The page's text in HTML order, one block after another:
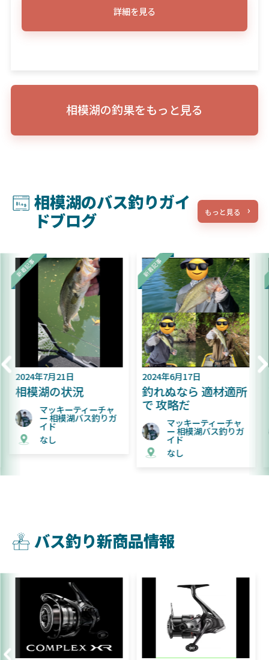
詳細を見る
相模湖の釣果をもっと見る
相模湖のバス釣りガイ
ドブログ
もっと見る
2024年6月17日
釣れぬなら 適材適所
で 攻略だ
マッキーティーチャ
ー 相模湖バス釣りガ
イド
2024年6月9日
難易度が上がってき
た相模湖
マッキーティーチャ
ー 相模湖バス釣りガ
イド
なし
バス釣り新商品情報